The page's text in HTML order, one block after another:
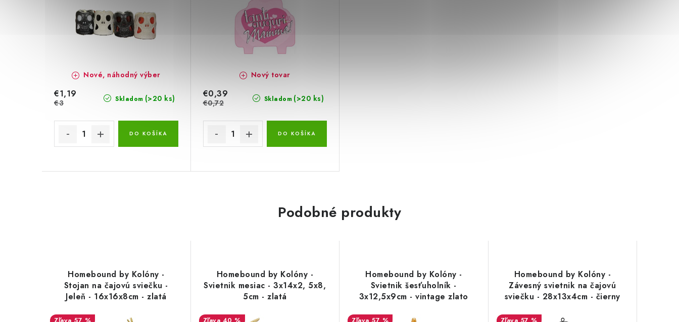
Nové, náhodný výber
Skladom (>20 ks)
€1,19
€3
DO KOŠÍKA
Nový tovar
Skladom (>20 ks)
€0,39
€0,72
DO KOŠÍKA
Podobné produkty
Homebound by Kolóny -
Stojan na čajovú sviečku -
Jeleň - 16x16x8cm - zlatá
Homebound by Kolóny -
Svietnik mesiac - 3x14x2, 5x8,
5cm - zlatá
Homebound by Kolóny -
Svietnik šesťuholník -
3x12,5x9cm - vintage zlato
Homebound by Kolóny -
Závesný svietnik na čajovú
sviečku - 28x13x4cm - čierny